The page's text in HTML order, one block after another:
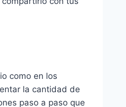
como en los
la cantidad de
paso a paso que